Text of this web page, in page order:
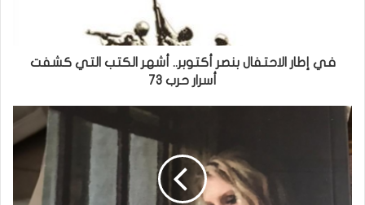
في إطار الاحتفال بنصر أكتوبر.. أشهر الكتب التي كشفت
أسرار حرب 73